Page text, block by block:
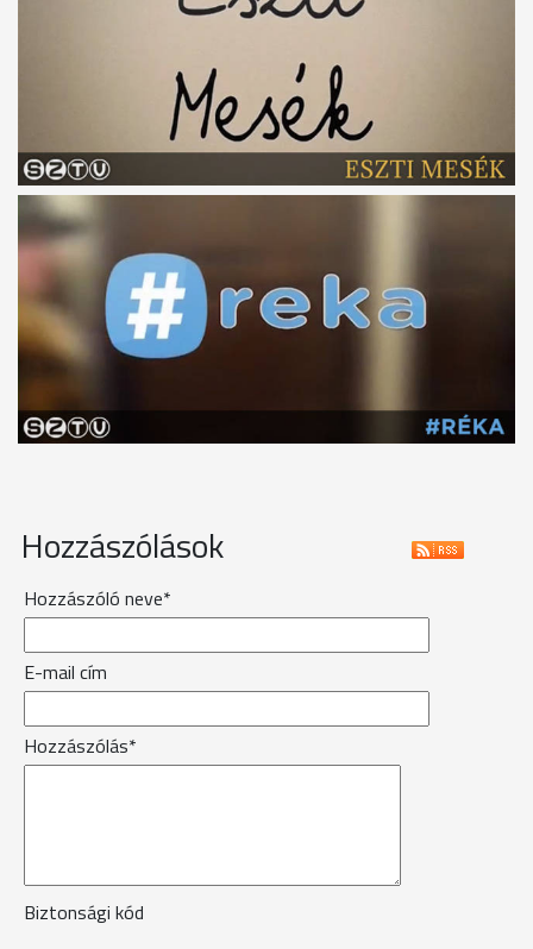
Hozzászólások
Hozzászóló neve*
E-mail cím
Hozzászólás*
Biztonsági kód